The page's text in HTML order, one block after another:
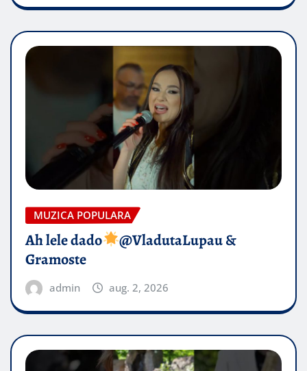
MUZICA POPULARA
Ah lele dado​
@VladutaLupau &
Gramoste
admin aug. 2, 2026